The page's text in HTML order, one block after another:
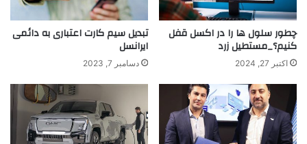
چطور سلول‌ ها را در اکسل قفل
کنیم؟_مستطیل زرد
اکتبر 27, 2024
تبدیل سیم کارت اعتباری به دائمی
ایرانسل
دسامبر 7, 2023